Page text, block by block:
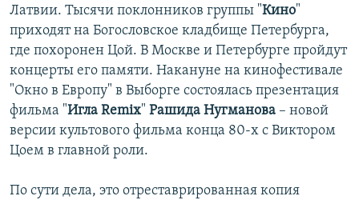
BIZIMLƏ ƏLAQƏ
XƏBƏR BÜLLETENLƏRIMIZ
Латвии. Тысячи поклонников группы "Кино"
приходят на Богословское кладбище Петербурга,
где похоронен Цой. В Москве и Петербурге пройдут
концерты его памяти. Накануне на кинофестивале
"Окно в Европу" в Выборге состоялась презентация
фильма "Игла Remix" Рашида Нугманова – новой
версии культового фильма конца 80-х с Виктором
Цоем в главной роли.
По сути дела, это отреставрированная копия